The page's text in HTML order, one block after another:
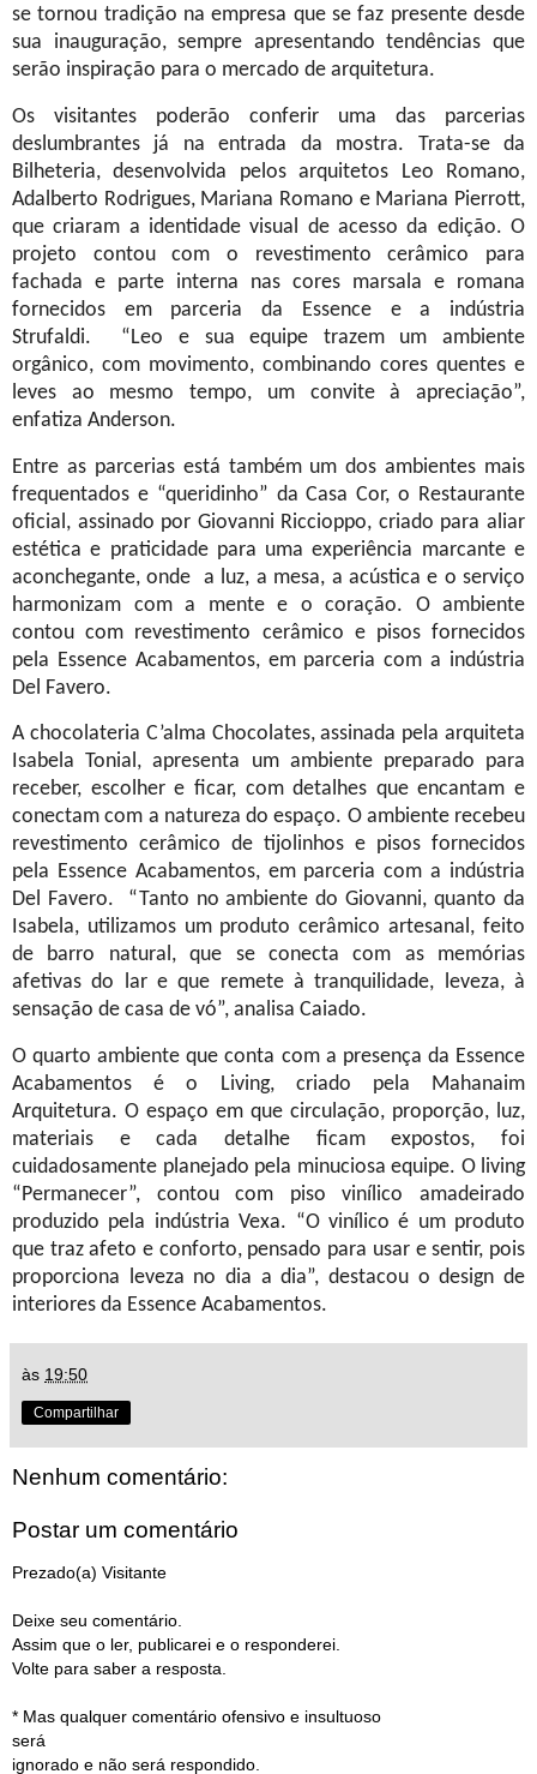
se tornou tradição na empresa que se faz presente desde
sua inauguração, sempre apresentando tendências que
serão inspiração para o mercado de arquitetura.
Os visitantes poderão conferir uma das parcerias
deslumbrantes já na entrada da mostra. Trata-se da
Bilheteria, desenvolvida pelos arquitetos Leo Romano,
Adalberto Rodrigues, Mariana Romano e Mariana Pierrott,
que criaram a identidade visual de acesso da edição. O
projeto contou com o revestimento cerâmico para
fachada e parte interna nas cores marsala e romana
fornecidos em parceria da Essence e a indústria
Strufaldi.
“Leo e sua equipe trazem um ambiente
orgânico, com movimento, combinando cores quentes e
leves ao mesmo tempo, um convite à apreciação”,
enfatiza Anderson.
Entre as parcerias está também um dos ambientes mais
frequentados e “queridinho” da Casa Cor, o Restaurante
oficial, assinado por Giovanni Riccioppo, criado para aliar
estética e praticidade para uma experiência marcante e
aconchegante, onde a luz, a mesa, a acústica e o serviço
harmonizam com a mente e o coração. O ambiente
contou com revestimento cerâmico e pisos fornecidos
pela Essence Acabamentos, em parceria com a indústria
Del Favero.
A chocolateria C’alma Chocolates, assinada pela arquiteta
Isabela Tonial, apresenta um ambiente preparado para
receber, escolher e ficar, com detalhes que encantam e
conectam com a natureza do espaço. O ambiente recebeu
revestimento cerâmico de tijolinhos e pisos fornecidos
pela Essence Acabamentos, em parceria com a indústria
Del Favero. “Tanto no ambiente do Giovanni, quanto da
Isabela, utilizamos um produto cerâmico artesanal, feito
de barro natural, que se conecta com as memórias
afetivas do lar e que remete à tranquilidade, leveza, à
sensação de casa de vó”, analisa Caiado.
O quarto ambiente que conta com a presença da Essence
Acabamentos é o Living, criado pela Mahanaim
Arquitetura. O espaço em que circulação, proporção, luz,
materiais e cada detalhe ficam expostos, foi
cuidadosamente planejado pela minuciosa equipe. O living
“Permanecer”, contou com piso vinílico amadeirado
produzido pela indústria Vexa. “O vinílico é um produto
que traz afeto e conforto, pensado para usar e sentir, pois
proporciona leveza no dia a dia”, destacou o design de
interiores da Essence Acabamentos.
às 19:50
Compartilhar
Nenhum comentário:
Postar um comentário
Prezado(a) Visitante
Deixe seu comentário.
Assim que o ler, publicarei e o responderei.
Volte para saber a resposta.
* Mas qualquer comentário ofensivo e insultuoso
será
ignorado e não será respondido.